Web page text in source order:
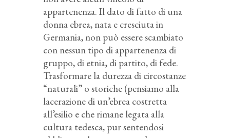
appartenenza. Il dato di fatto di una
donna ebrea, nata e cresciuta in
Germania, non può essere scambiato
con nessun tipo di appartenenza di
gruppo, di etnia, di partito, di fede.
Trasformare la durezza di circostanze
“naturali” o storiche (pensiamo alla
lacerazione di un’ebrea costretta
all’esilio e che rimane legata alla
cultura tedesca, pur sentendosi